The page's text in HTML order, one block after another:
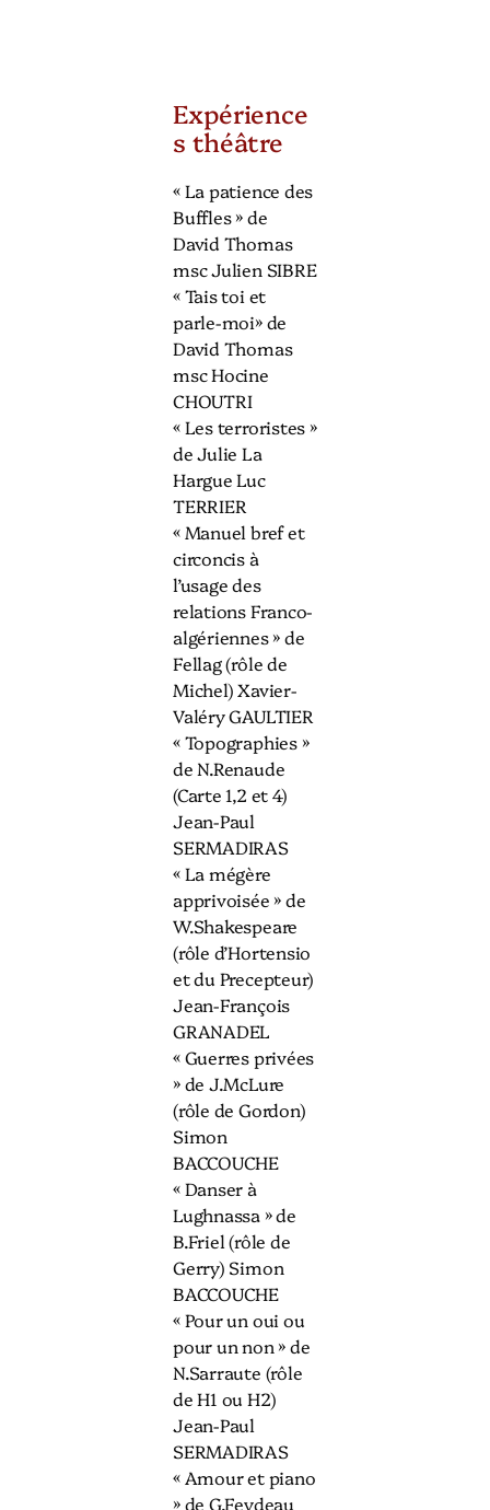
Expérience
s théâtre
« La patience des
Buffles » de
David Thomas
msc Julien SIBRE
« Tais toi et
parle-moi» de
David Thomas
msc Hocine
CHOUTRI
« Les terroristes »
de Julie La
Hargue Luc
TERRIER
« Manuel bref et
circoncis à
l’usage des
relations Franco-
algériennes » de
Fellag (rôle de
Michel) Xavier-
Valéry GAULTIER
« Topographies »
de N.Renaude
(Carte 1,2 et 4)
Jean-Paul
SERMADIRAS
« La mégère
apprivoisée » de
W.Shakespeare
(rôle d’Hortensio
et du Precepteur)
Jean-François
GRANADEL
« Guerres privées
» de J.McLure
(rôle de Gordon)
Simon
BACCOUCHE
« Danser à
Lughnassa » de
B.Friel (rôle de
Gerry) Simon
BACCOUCHE
« Pour un oui ou
pour un non » de
N.Sarraute (rôle
de H1 ou H2)
Jean-Paul
SERMADIRAS
« Amour et piano
» de G.Feydeau